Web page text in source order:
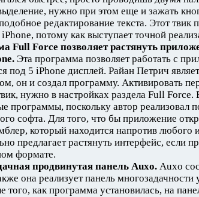
нужно при этом еще и зажать
редактирование текста. Этот твик
потому как выступает точной
Full Force позволяет растянуть
Эта программа позволяет работать с
под 5 iPhone дисплей. Райан Петрич
он и создал программу. Активировать
нужно в настройках раздела Full
программы, поскольку автор реализовал
софта. Для того, что бы приложение
который находится напротив
предлагает растянуть интерфейс, если
формате.
продвинутая панель Auxo. Auxo
она реализует панель
того, как программа установилась, на